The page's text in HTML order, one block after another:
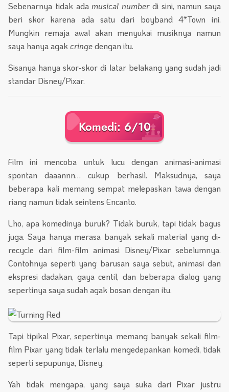
Sebenarnya tidak ada musical numberdi sini, namun saya
beri skor karena ada satu dari boyband 4*Town ini.
Mungkin remaja awal akan menyukai musiknya namun
saya hanya agak cringedengan itu.
Sisanya hanya skor-skor di latar belakang yang sudah jadi
standar Disney/Pixar.
Komedi: 6/10
Film ini mencoba untuk lucu dengan animasi-animasi
spontan daaannn… cukup berhasil. Maksudnya, saya
beberapa kali memang sempat melepaskan tawa dengan
riang namun tidak seintens Encanto.
Lho, apa komedinya buruk? Tidak buruk, tapi tidak bagus
juga. Saya hanya merasa banyak sekali material yang di-
recycle dari film-film animasi Disney/Pixar sebelumnya.
Contohnya seperti yang barusan saya sebut, animasi dan
ekspresi dadakan, gaya centil, dan beberapa dialog yang
sepertinya saya sudah agak bosan dengan itu.
Tapi tipikal Pixar, sepertinya memang banyak sekali film-
film Pixar yang tidak terlalu mengedepankan komedi, tidak
seperti sepupunya, Disney.
Yah tidak mengapa, yang saya suka dari Pixar justru